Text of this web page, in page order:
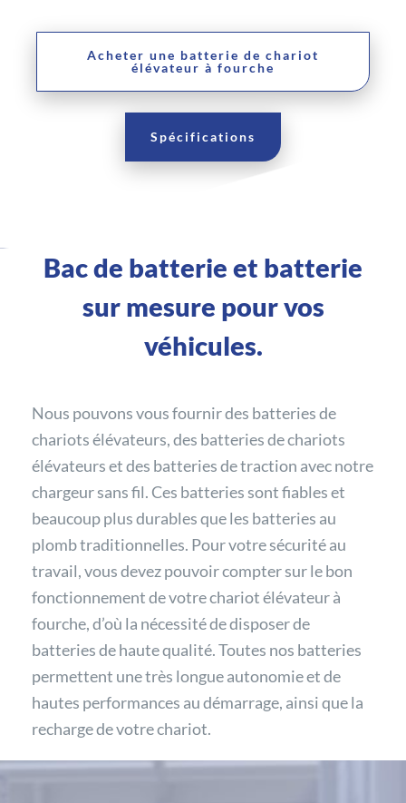
Acheter une batterie de chariot
élévateur à fourche
Spécifications
Bac de batterie et batterie
sur mesure pour vos
véhicules.
Nous pouvons vous fournir des batteries de
chariots élévateurs, des batteries de chariots
élévateurs et des batteries de traction avec notre
chargeur sans fil. Ces batteries sont fiables et
beaucoup plus durables que les batteries au
plomb traditionnelles. Pour votre sécurité au
travail, vous devez pouvoir compter sur le bon
fonctionnement de votre chariot élévateur à
fourche, d’où la nécessité de disposer de
batteries de haute qualité. Toutes nos batteries
permettent une très longue autonomie et de
hautes performances au démarrage, ainsi que la
recharge de votre chariot.